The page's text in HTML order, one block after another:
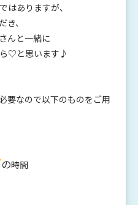
はありますが、
、
んと一緒に
♡と思います♪
要なので以下のものをご用
の時間